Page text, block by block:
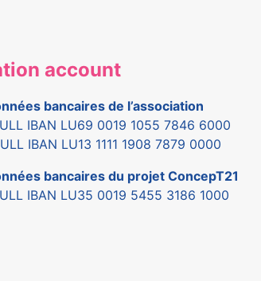
account
bancaires de l’association
IBAN LU69 0019 1055 7846 6000
IBAN LU13 1111 1908 7879 0000
bancaires du projet ConcepT21
IBAN LU35 0019 5455 3186 1000